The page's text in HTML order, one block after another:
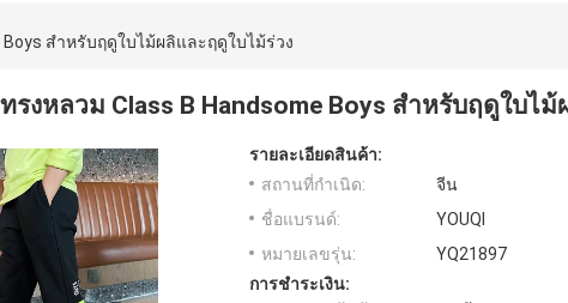
สำหรับฤดูใบไม้ผลิและฤดูใบไม้ร่วง
รงหลวม Class B Handsome Boys สำหรับฤดูใบไ
รายละเอียดสินค้า:
สถานที่กำเนิด:
จีน
ชื่อแบรนด์:
YOUQI
หมายเลขรุ่น:
YQ21897
การชำระเงิน: